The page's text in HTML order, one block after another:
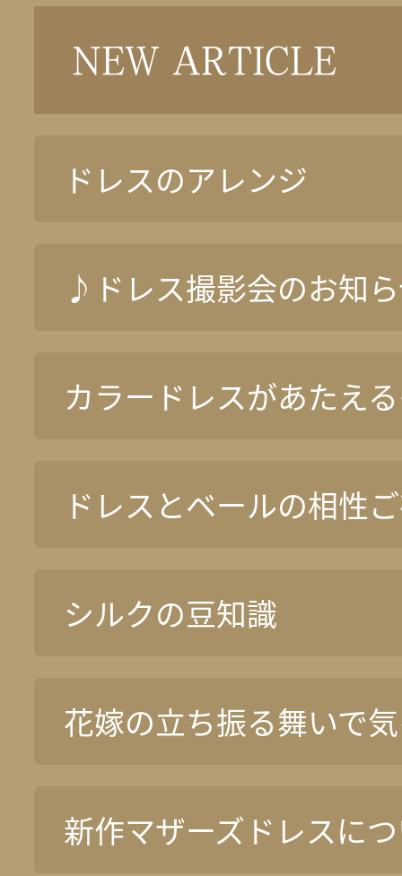
NEW ARTICLE
ドレスのアレンジ
♪ドレス撮影会のお知
カラードレスがあたえ
ドレスとベールの相性
シルクの豆知識
花嫁の立ち振る舞いで
新作マザーズドレスに